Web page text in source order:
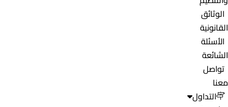
الوثائق
القانونية
الأسئلة
الشائعة
تواصل
معنا
التداول